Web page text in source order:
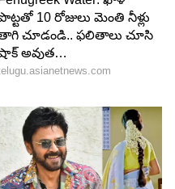
సుందరి సినిమా ఛాన్స్
ఉపయోగించుకుంటూ
చిత్రాన్ని ఒక
రాఘవేంద్ర రావు
అదే
ఇచ్చి కెరీర్ ని
రావు అనేక